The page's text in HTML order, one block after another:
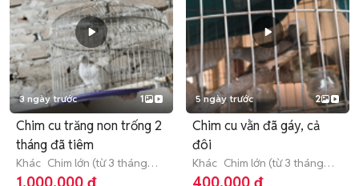
3 ngày trước 1
Chim cu trăng non trống 2
tháng đã tiêm
Khác Chim lớn (từ 3 tháng
tuổi)
5 ngày trước 2
Chim cu vằn đã gáy, cả
đôi
Khác Chim lớn (từ 3 tháng
tuổi)